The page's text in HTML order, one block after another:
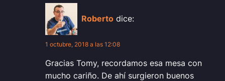
Roberto dice:
1 octubre, 2018 a las 12:08
Gracias Tomy, recordamos esa mesa con
mucho cariño. De ahí surgieron buenos